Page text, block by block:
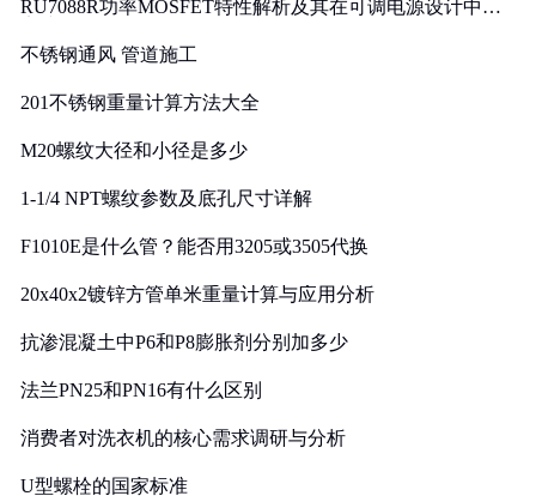
RU7088R功率MOSFET特性解析及其在可调电源设计中的
不锈钢通风 管道施工
201不锈钢重量计算方法大全
M20螺纹大径和小径是多少
1-1/4 NPT螺纹参数及底孔尺寸详解
F1010E是什么管？能否用3205或3505代换
20x40x2镀锌方管单米重量计算与应用分析
抗渗混凝土中P6和P8膨胀剂分别加多少
法兰PN25和PN16有什么区别
消费者对洗衣机的核心需求调研与分析
U型螺栓的国家标准